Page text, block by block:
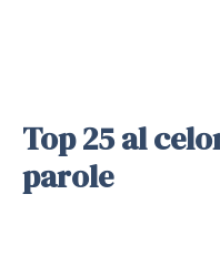
Top 25 al
parole